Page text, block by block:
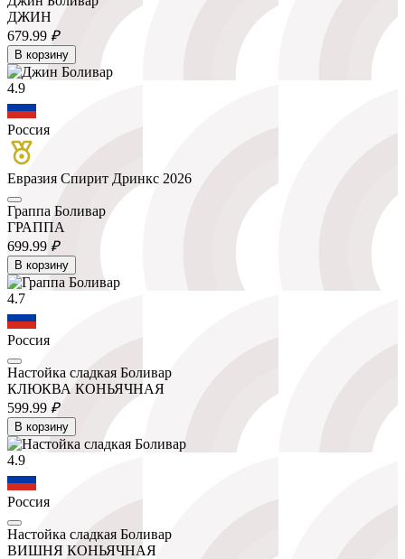
ДЖИН
679.99 ₽
В корзину
4.9
Россия
Евразия Спирит Дринкс 2026
Граппа Боливар
ГРАППА
699.99 ₽
В корзину
4.7
Россия
Настойка сладкая Боливар
КЛЮКВА КОНЬЯЧНАЯ
599.99 ₽
В корзину
4.9
Россия
Настойка сладкая Боливар
ВИШНЯ КОНЬЯЧНАЯ